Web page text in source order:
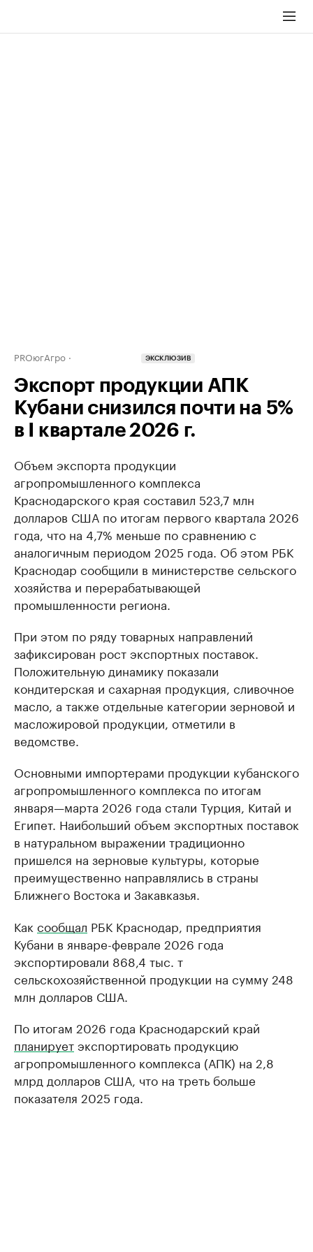
PROюгАгро ЭКСКЛЮЗИВ
Экспорт продукции АПК
Кубани снизился почти на 5%
в I квартале 2026 г.
Объем экспорта продукции
агропромышленного комплекса
Краснодарского края составил 523,7 млн
долларов США по итогам первого квартала 2026
года, что на 4,7% меньше по сравнению с
аналогичным периодом 2025 года. Об этом РБК
Краснодар сообщили в министерстве сельского
хозяйства и перерабатывающей
промышленности региона.
При этом по ряду товарных направлений
зафиксирован рост экспортных поставок.
Положительную динамику показали
кондитерская и сахарная продукция, сливочное
масло, а также отдельные категории зерновой и
масложировой продукции, отметили в
ведомстве.
Основными импортерами продукции кубанского
агропромышленного комплекса по итогам
января—марта 2026 года стали Турция, Китай и
Египет. Наибольший объем экспортных поставок
в натуральном выражении традиционно
пришелся на зерновые культуры, которые
преимущественно направлялись в страны
Ближнего Востока и Закавказья.
Как сообщал РБК Краснодар, предприятия
Кубани в январе-феврале 2026 года
экспортировали 868,4 тыс. т
сельскохозяйственной продукции на сумму 248
млн долларов США.
По итогам 2026 года Краснодарский край
планируетэкспортировать продукцию
агропромышленного комплекса (АПК) на 2,8
млрд долларов США, что на треть больше
показателя 2025 года.